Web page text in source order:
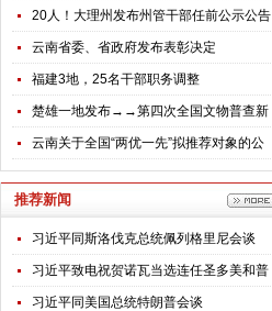
20人！大理州发布州管干部任前公示公告
云南省委、省政府发布表彰决定
福建3地，25名干部职务调整
楚雄一地发布→→第四次全国文物普查新
发现不可移动文物名录公告
云南关于全国“两优一先”拟推荐对象的公
示
推荐新闻
习近平同斯洛伐克总统佩列格里尼会谈
习近平致电祝贺诺瓦当选连任圣多美和普
林西比总统
习近平同美国总统特朗普会谈